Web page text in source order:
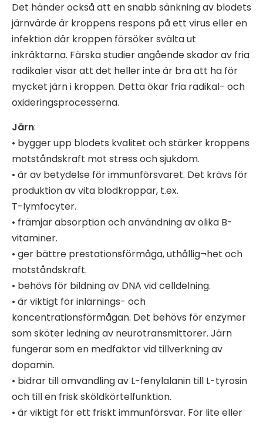
Det händer också att en snabb sänkning av blodets
järnvärde är kroppens respons på ett virus eller en
infektion där kroppen försöker svälta ut
inkräktarna. Färska studier angående skador av fria
radikaler visar att det heller inte är bra att ha för
mycket järn i kroppen. Detta ökar fria radikal- och
oxideringsprocesserna.
Järn:
• bygger upp blodets kvalitet och stärker kroppens
motståndskraft mot stress och sjukdom.
• är av betydelse för immunförsvaret. Det krävs för
produktion av vita blodkroppar, t.ex.
T-lymfocyter.
• främjar absorption och användning av olika B-
vitaminer.
• ger bättre prestationsförmåga, uthållig¬het och
motståndskraft.
• behövs för bildning av DNA vid celldelning.
• är viktigt för inlärnings- och
koncentrationsförmågan. Det behövs för enzymer
som sköter ledning av neurotransmittorer. Järn
fungerar som en medfaktor vid tillverkning av
dopamin.
• bidrar till omvandling av L-fenylalanin till L-tyrosin
och till en frisk sköldkörtelfunktion.
• är viktigt för ett friskt immunförsvar. För lite eller